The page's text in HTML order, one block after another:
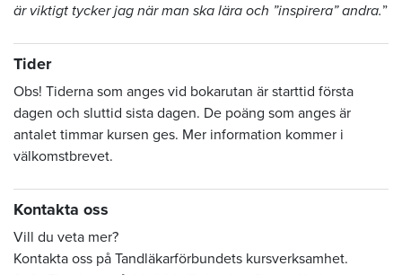
är viktigt tycker jag när man ska lära och ”inspirera” andra.”
Tider
Obs! Tiderna som anges vid bokarutan är starttid första
dagen och sluttid sista dagen. De poäng som anges är
antalet timmar kursen ges. Mer information kommer i
välkomstbrevet.
Kontakta oss
Vill du veta mer?
Kontakta oss på Tandläkarförbundets kursverksamhet.